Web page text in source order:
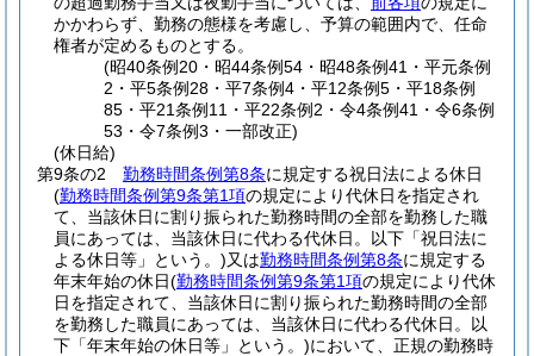
かかわらず、勤務の態様を考慮し、予算の範囲内で、任命
権者が定めるものとする。
(昭40条例20・昭44条例54・昭48条例41・平元条例
2・平5条例28・平7条例4・平12条例5・平18条例
85・平21条例11・平22条例2・令4条例41・令6条例
53・令7条例3・一部改正)
(休日給)
第9条の2
勤務時間条例第8条に規定する祝日法による休日
(勤務時間条例第9条第1項の規定により代休日を指定され
て、当該休日に割り振られた勤務時間の全部を勤務した職
員にあっては、当該休日に代わる代休日。以下「祝日法に
よる休日等」という。)又は勤務時間条例第8条に規定する
年末年始の休日(勤務時間条例第9条第1項の規定により代休
日を指定されて、当該休日に割り振られた勤務時間の全部
を勤務した職員にあっては、当該休日に代わる代休日。以
下「年末年始の休日等」という。)において、正規の勤務時